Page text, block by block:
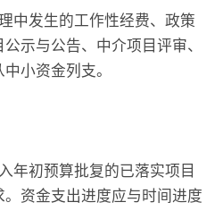
中发生的工作性经费、政策
示与公告、中介项目评审、
小资金列支。
年初预算批复的已落实项目
资金支出进度应与时间进度